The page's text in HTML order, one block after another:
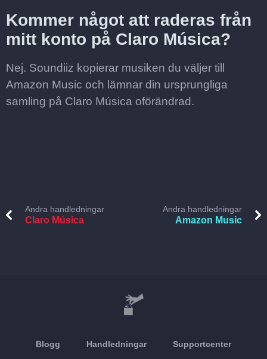
Kommer något att raderas från
mitt konto på Claro Música?
Nej. Soundiiz kopierar musiken du väljer till
Amazon Music och lämnar din ursprungliga
samling på Claro Música oförändrad.
Andra handledningar
Claro Música
Andra handledningar
Amazon Music
Blogg Handledningar Supportcenter